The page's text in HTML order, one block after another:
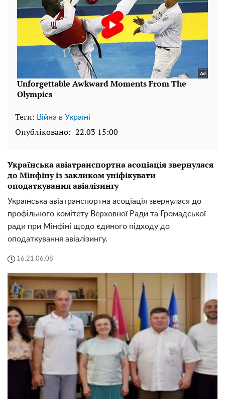
Теги: Війна в Україні
Опубліковано: 22.03 15:00
Українська авіатранспортна асоціація звернулася
до Мінфіну із закликом уніфікувати
оподаткування авіалізингу
Українська авіатранспортна асоціація звернулася до
профільного комітету Верховної Ради та Громадської
ради при Мінфіні щодо єдиного підходу до
оподаткування авіалізингу.
16:21 06.08